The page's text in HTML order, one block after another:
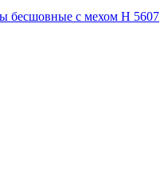
бесшовные с мехом Н 5607